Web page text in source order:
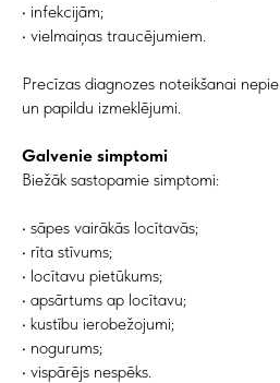
• infekcijām;
• vielmaiņas traucējumiem.
Precīzas diagnozes noteikšanai
un papildu izmeklējumi.
Galvenie simptomi
Biežāk sastopamie simptomi:
• sāpes vairākās locītavās;
• rīta stīvums;
• locītavu pietūkums;
• apsārtums ap locītavu;
• kustību ierobežojumi;
• nogurums;
• vispārējs nespēks.